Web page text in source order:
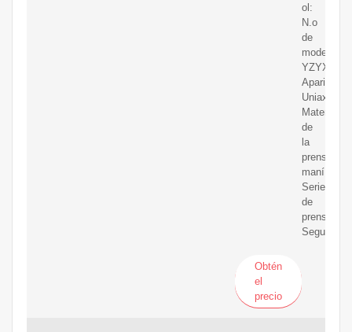
ol:
N.o
de
modelo:
YZYX140;
Apariencia:
Uniaxial;
Materiales
de
la
prensa:
maní;
Serie
de
prensa:
Segunda
Obtén
el
precio